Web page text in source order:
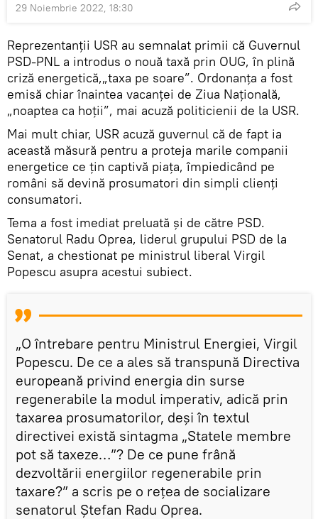
29 Noiembrie 2022, 18:30
Reprezentanții USR au semnalat primii că Guvernul
PSD-PNL a introdus o nouă taxă prin OUG, în plină
criză energetică,„taxa pe soare”. Ordonanța a fost
emisă chiar înaintea vacanței de Ziua Națională,
„noaptea ca hoții”, mai acuză politicienii de la USR.
Mai mult chiar, USR acuză guvernul că de fapt ia
această măsură pentru a proteja marile companii
energetice ce țin captivă piața, împiedicând pe
români să devină prosumatori din simpli clienți
consumatori.
Tema a fost imediat preluată și de către PSD.
Senatorul Radu Oprea, liderul grupului PSD de la
Senat, a chestionat pe ministrul liberal Virgil
Popescu asupra acestui subiect.
„O întrebare pentru Ministrul Energiei, Virgil
Popescu. De ce a ales să transpună Directiva
europeană privind energia din surse
regenerabile la modul imperativ, adică prin
taxarea prosumatorilor, deși în textul
directivei există sintagma „Statele membre
pot să taxeze…”? De ce pune frână
dezvoltării energiilor regenerabile prin
taxare?” a scris pe o rețea de socializare
senatorul Ştefan Radu Oprea.